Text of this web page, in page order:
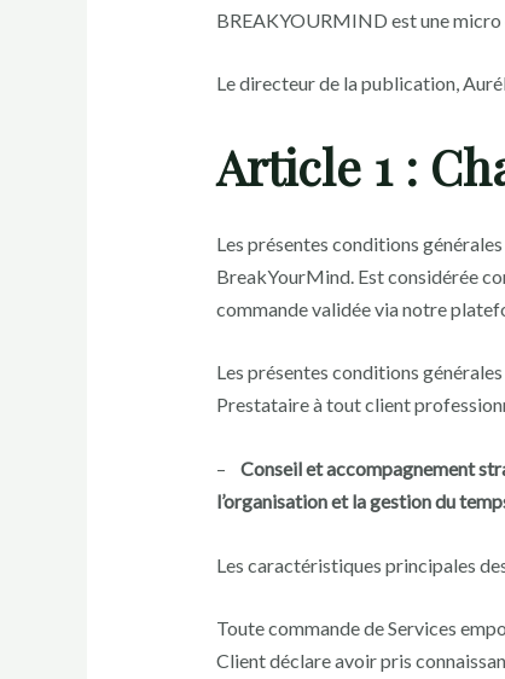
BREAKYOURMIND est une micro
Le directeur de la publication,
Article 1 :
Les présentes conditions
BreakYourMind. Est considérée
commande validée via notre
Les présentes conditions
Prestataire à tout client
– Conseil et accompagnement
l’organisation et la gestion du
Les caractéristiques principales
Toute commande de Services
Client déclare avoir pris